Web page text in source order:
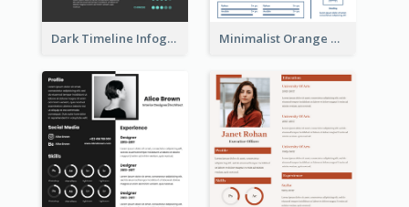
Dark Timeline Infographic Resume Minimalist Orange Timeline Modern Resume